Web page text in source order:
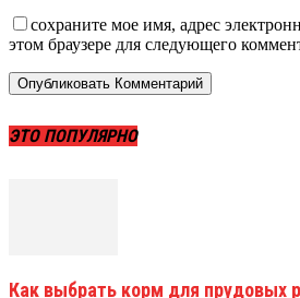
сохраните мое имя, адрес
этом браузере для следующего
ЭТО ПОПУЛЯРНО
Как выбрать корм для прудовых